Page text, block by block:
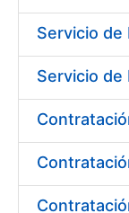
Servicio de
Servicio de